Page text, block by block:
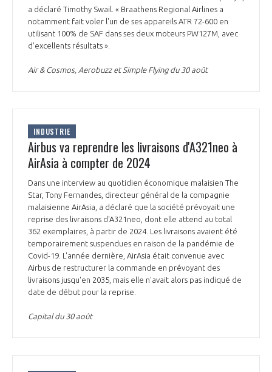
a déclaré Timothy Swail. « Braathens Regional Airlines a
notamment fait voler l'un de ses appareils ATR 72-600 en
utilisant 100% de SAF dans ses deux moteurs PW127M, avec
d'excellents résultats ».
Air & Cosmos, Aerobuzz et Simple Flying du 30 août
INDUSTRIE
Airbus va reprendre les livraisons d'A321neo à
AirAsia à compter de 2024
Dans une interview au quotidien économique malaisien The
Star, Tony Fernandes, directeur général de la compagnie
malaisienne AirAsia, a déclaré que la société prévoyait une
reprise des livraisons d'A321neo, dont elle attend au total
362 exemplaires, à partir de 2024. Les livraisons avaient été
temporairement suspendues en raison de la pandémie de
Covid-19. L'année dernière, AirAsia était convenue avec
Airbus de restructurer la commande en prévoyant des
livraisons jusqu'en 2035, mais elle n'avait alors pas indiqué de
date de début pour la reprise.
Capital du 30 août